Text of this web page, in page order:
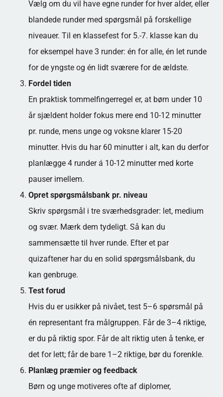
Vælg om du vil have egne runder for hver alder, eller
blandede runder med spørgsmål på forskellige
niveauer. Til en klassefest for 5.-7. klasse kan du
for eksempel have 3 runder: én for alle, én let runde
for de yngste og én lidt sværere for de ældste.
Fordel tiden
En praktisk tommelfingerregel er, at børn under 10
år sjældent holder fokus mere end 10-12 minutter
pr. runde, mens unge og voksne klarer 15-20
minutter. Hvis du har 60 minutter i alt, kan du derfor
planlægge 4 runder á 10-12 minutter med korte
pauser imellem.
Opret spørgsmålsbank pr. niveau
Skriv spørgsmål i tre sværhedsgrader: let, medium
og svær. Mærk dem tydeligt. Så kan du
sammensætte til hver runde. Efter et par
quizaftener har du en solid spørgsmålsbank, du
kan genbruge.
Test forud
Hvis du er usikker på nivået, test 5–6 spørsmål på
én representant fra målgruppen. Får de 3–4 riktige,
er du på riktig spor. Får de alt riktig uten å tenke, er
det for lett; får de bare 1–2 riktige, bør du forenkle.
Planlæg præmier og feedback
Børn og unge motiveres ofte af diplomer,